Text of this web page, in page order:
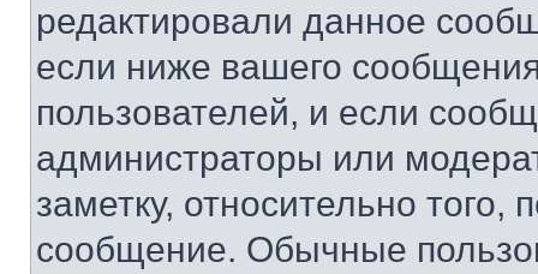
редактировали данное
если ниже вашего
пользователей, и если
администраторы или
заметку, относительно
сообщение. Обычные